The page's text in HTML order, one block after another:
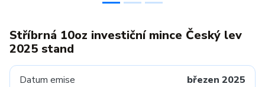
Stříbrná 10oz investiční mince Český lev
2025 stand
Datum emise březen 2025